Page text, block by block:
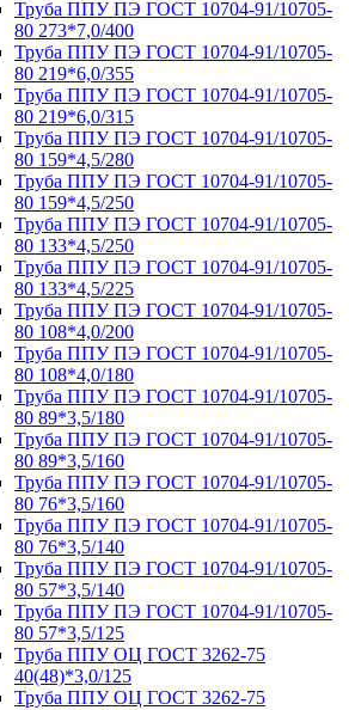
Труба ППУ ПЭ ГОСТ 10704-91/10705-
80 273*7,0/400
Труба ППУ ПЭ ГОСТ 10704-91/10705-
80 219*6,0/355
Труба ППУ ПЭ ГОСТ 10704-91/10705-
80 219*6,0/315
Труба ППУ ПЭ ГОСТ 10704-91/10705-
80 159*4,5/280
Труба ППУ ПЭ ГОСТ 10704-91/10705-
80 159*4,5/250
Труба ППУ ПЭ ГОСТ 10704-91/10705-
80 133*4,5/250
Труба ППУ ПЭ ГОСТ 10704-91/10705-
80 133*4,5/225
Труба ППУ ПЭ ГОСТ 10704-91/10705-
80 108*4,0/200
Труба ППУ ПЭ ГОСТ 10704-91/10705-
80 108*4,0/180
Труба ППУ ПЭ ГОСТ 10704-91/10705-
80 89*3,5/180
Труба ППУ ПЭ ГОСТ 10704-91/10705-
80 89*3,5/160
Труба ППУ ПЭ ГОСТ 10704-91/10705-
80 76*3,5/160
Труба ППУ ПЭ ГОСТ 10704-91/10705-
80 76*3,5/140
Труба ППУ ПЭ ГОСТ 10704-91/10705-
80 57*3,5/140
Труба ППУ ПЭ ГОСТ 10704-91/10705-
80 57*3,5/125
Труба ППУ ОЦ ГОСТ 3262-75
40(48)*3,0/125
Труба ППУ ОЦ ГОСТ 3262-75